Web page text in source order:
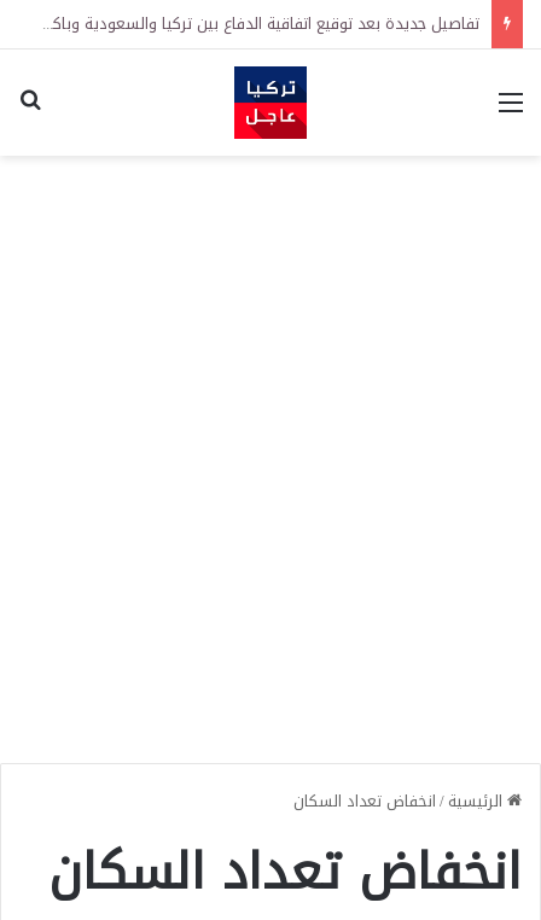
تفاصيل جديدة بعد توقيع اتفاقية الدفاع بين تركيا والسعودية وباكستان.. ما الهدف من التحالف الثلاثي؟
القائمة
الرئيسية/انخفاض تعداد السكان
انخفاض تعداد السكان